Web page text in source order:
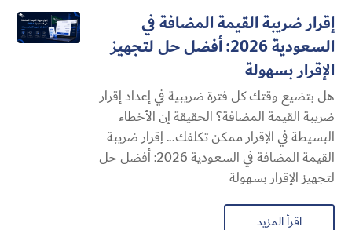
إقرار ضريبة القيمة المضافة في
السعودية 2026: أفضل حل لتجهيز
الإقرار بسهولة
هل بتضيع وقتك كل فترة ضريبية في إعداد إقرار
ضريبة القيمة المضافة؟ الحقيقة إن الأخطاء
البسيطة في الإقرار ممكن تكلفك... إقرار ضريبة
القيمة المضافة في السعودية 2026: أفضل حل
لتجهيز الإقرار بسهولة
اقرأ المزيد